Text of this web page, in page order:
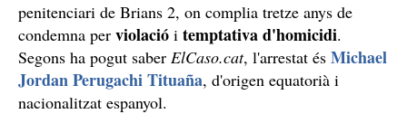
penitenciari de Brians 2, on complia tretze anys de
condemna per violació i temptativa d'homicidi.
Segons ha pogut saber ElCaso.cat, l'arrestat és Michael
Jordan Perugachi Tituaña, d'origen equatorià i
nacionalitzat espanyol.